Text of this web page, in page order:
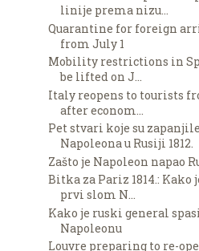
linije prema nizu...
Quarantine for foreign
from July 1
Mobility restrictions in
be lifted on J...
Italy reopens to tourists
after econom...
Pet stvari koje su zapanjile
Napoleona u Rusiji 1812.
Zašto je Napoleon napao
Bitka za Pariz 1814.: Kako
prvi slom N...
Kako je ruski general
Napoleonu
Louvre preparing to re-